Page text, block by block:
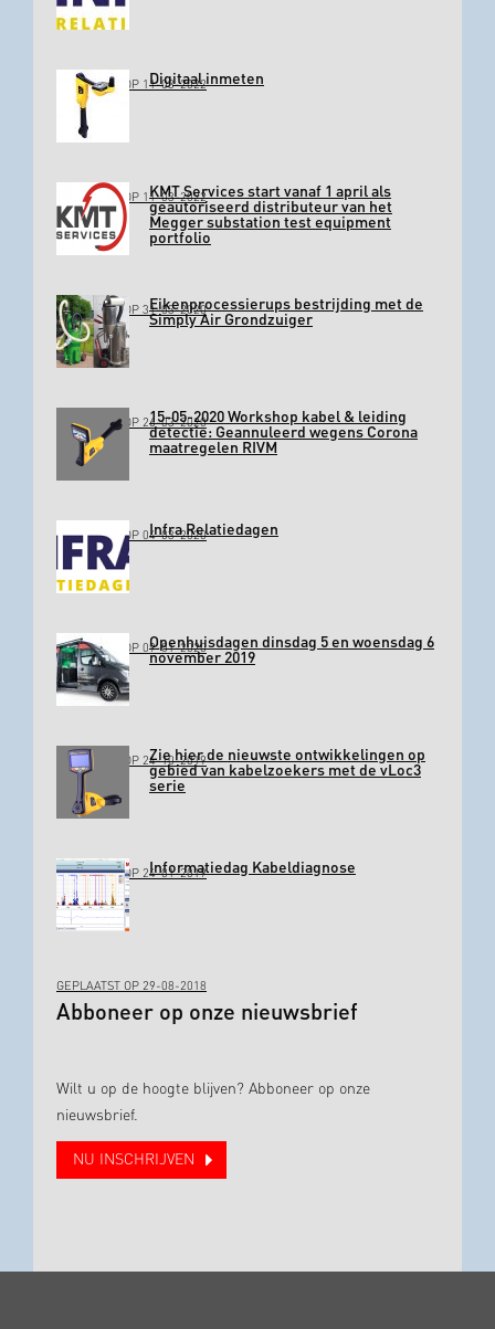
GEPLAATST OP 11-03-2022Digitaal inmeten
GEPLAATST OP 11-03-2022KMT Services start vanaf 1 april als
geautoriseerd distributeur van het
Megger substation test equipment
portfolio
GEPLAATST OP 31-03-2020Eikenprocessierups bestrijding met de
Simply Air Grondzuiger
GEPLAATST OP 26-03-202015-05-2020 Workshop kabel & leiding
detectie: Geannuleerd wegens Corona
maatregelen RIVM
GEPLAATST OP 04-03-2020Infra Relatiedagen
GEPLAATST OP 09-01-2020Openhuisdagen dinsdag 5 en woensdag 6
november 2019
GEPLAATST OP 24-10-2019Zie hier de nieuwste ontwikkelingen op
gebied van kabelzoekers met de vLoc3
serie
GEPLAATST OP 24-01-2019Informatiedag Kabeldiagnose
GEPLAATST OP 29-08-2018
Abboneer op onze nieuwsbrief
Wilt u op de hoogte blijven? Abboneer op onze
nieuwsbrief.
NU INSCHRIJVEN